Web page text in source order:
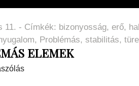
11. - Címkék: bizonyosság, erő,
, Problémás, stabilitás,
ELEMEK